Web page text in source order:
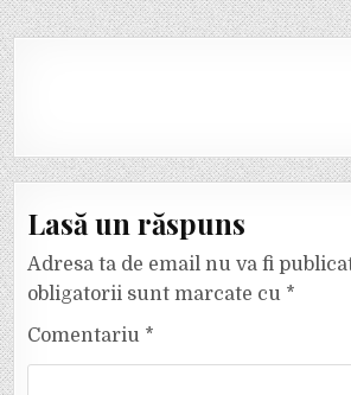
Lasă un răspuns
Adresa ta de email nu va fi
obligatorii sunt marcate cu *
Comentariu *